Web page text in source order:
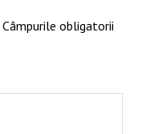
Câmpurile obligatorii